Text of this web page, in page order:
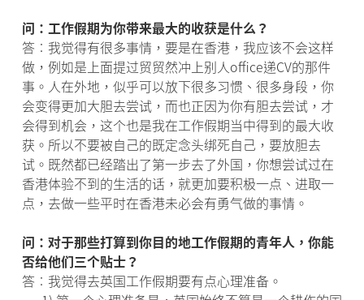
问：工作假期为你带来最大的收获是什么？
答︰我觉得有很多事情，要是在香港，我应该不会这样
做，例如是上面提过贸贸然冲上别人office递CV的那件
事。人在外地，似乎可以放下很多习惯、很多身段，你
会变得更加大胆去尝试，而也正因为你有胆去尝试，才
会得到机会，这个也是我在工作假期当中得到的最大收
获。所以不要被自己的既定念头绑死自己，要放胆去
试。既然都已经踏出了第一步去了外国，你想尝试过在
香港体验不到的生活的话，就更加要积极一点、进取一
点，去做一些平时在香港未必会有勇气做的事情。
问：对于那些打算到你目的地工作假期的青年人，你能
否给他们三个贴士？
答︰我觉得去英国工作假期要有点心理准备。